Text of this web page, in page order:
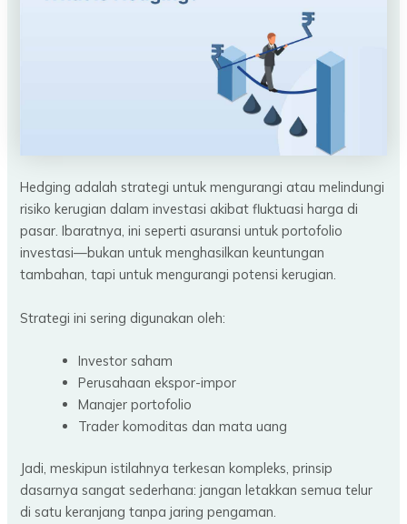
Hedging adalah strategi untuk mengurangi atau melindungi
risiko kerugian dalam investasi akibat fluktuasi harga di
pasar. Ibaratnya, ini seperti asuransi untuk portofolio
investasi—bukan untuk menghasilkan keuntungan
tambahan, tapi untuk mengurangi potensi kerugian.
Strategi ini sering digunakan oleh:
Investor saham
Perusahaan ekspor-impor
Manajer portofolio
Trader komoditas dan mata uang
Jadi, meskipun istilahnya terkesan kompleks, prinsip
dasarnya sangat sederhana: jangan letakkan semua telur
di satu keranjang tanpa jaring pengaman.